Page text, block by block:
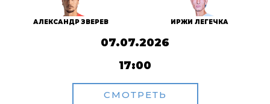
АЛЕКСАНДР ЗВЕРЕВ ИРЖИ ЛЕГЕЧКА
07.07.2026
17:00
СМОТРЕТЬ